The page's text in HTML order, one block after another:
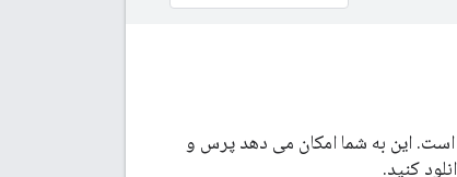
است. این به شما امکان می دهد پرس و
کنید.